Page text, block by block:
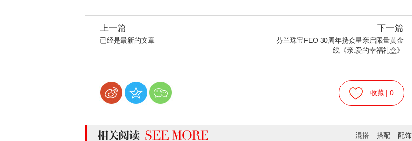
上一篇
已经是最新的文章
下一篇
芬兰珠宝FEO 30周年携众星亲启限量黄金
线《亲.爱的幸福礼盒》
收藏 | 0
混搭 搭配 配饰